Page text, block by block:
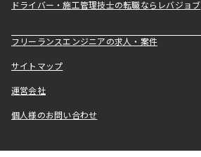
ドライバー・施工管理技士の転職ならレバジョブ
フリーランスエンジニアの求人・案件
サイトマップ
運営会社
個人様のお問い合わせ